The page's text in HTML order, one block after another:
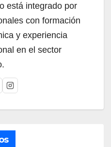
está integrado por
con formación
y experiencia
en el sector